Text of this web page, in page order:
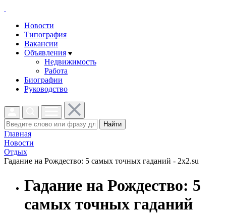
Новости
Типография
Вакансии
Объявления
Недвижимость
Работа
Биографии
Руководство
Найти
Главная
Новости
Отдых
Гадание на Рождество: 5 самых точных гаданий - 2x2.su
Гадание на Рождество: 5
самых точных гаданий